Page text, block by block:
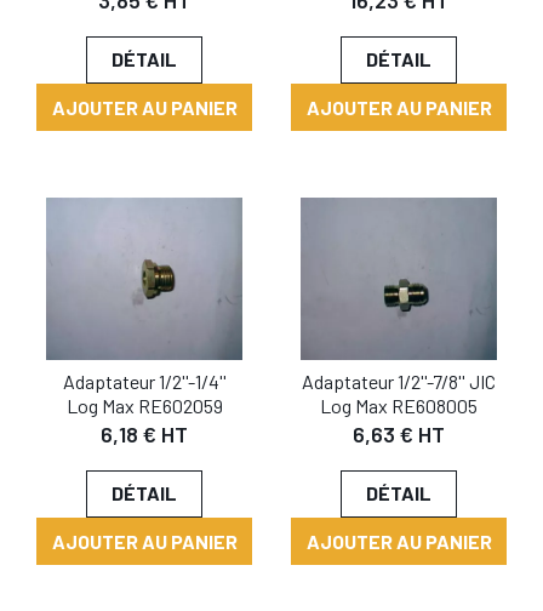
DÉTAIL
AJOUTER AU PANIER
DÉTAIL
AJOUTER AU PANIER
Adaptateur 1/2''-1/4''
Log Max RE602059
6,18 € HT
DÉTAIL
AJOUTER AU PANIER
Adaptateur 1/2''-7/8'' JIC
Log Max RE608005
6,63 € HT
DÉTAIL
AJOUTER AU PANIER